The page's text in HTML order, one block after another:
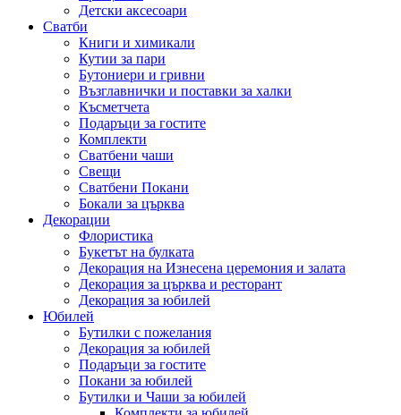
Детски аксесоари
Сватби
Книги и химикали
Кутии за пари
Бутониери и гривни
Възглавнички и поставки за халки
Късметчета
Подаръци за гостите
Комплекти
Сватбени чаши
Свещи
Сватбени Покани
Бокали за църква
Декорации
Флористика
Букетът на булката
Декорация на Изнесена церемония и залата
Декорация за църква и ресторант
Декорация за юбилей
Юбилей
Бутилки с пожелания
Декорация за юбилей
Подаръци за гостите
Покани за юбилей
Бутилки и Чаши за юбилей